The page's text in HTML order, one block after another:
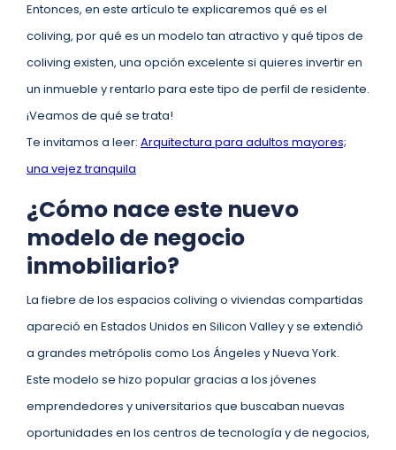
Entonces, en este artículo te explicaremos qué es el
coliving, por qué es un modelo tan atractivo y qué tipos de
coliving existen, una opción excelente si quieres invertir en
un inmueble y rentarlo para este tipo de perfil de residente.
¡Veamos de qué se trata!
Te invitamos a leer: Arquitectura para adultos mayores;
una vejez tranquila
¿Cómo nace este nuevo
modelo de negocio
inmobiliario?
La fiebre de los espacios coliving o viviendas compartidas
apareció en Estados Unidos en Silicon Valley y se extendió
a grandes metrópolis como Los Ángeles y Nueva York.
Este modelo se hizo popular gracias a los jóvenes
emprendedores y universitarios que buscaban nuevas
oportunidades en los centros de tecnología y de negocios,